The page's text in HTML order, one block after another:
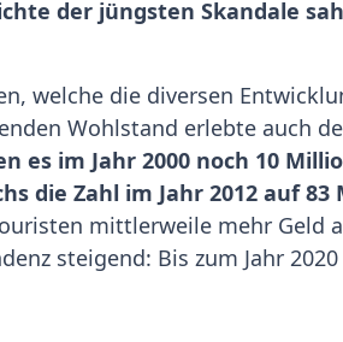
der jüngsten Skandale
welche die diversen
Wohlstand erlebte auch
es im Jahr 2000 noch 10
die Zahl im Jahr 2012 auf 83
mittlerweile mehr Geld
steigend: Bis zum Jahr